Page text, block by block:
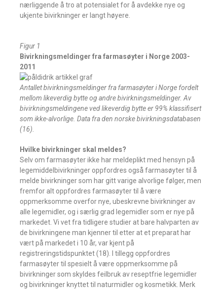
nærliggende å tro at potensialet for å avdekke nye og
ukjente bivirkninger er langt høyere.
Figur 1
Bivirkningsmeldinger fra farmasøyter i Norge 2003-
2011
Antallet bivirkningsmeldinger fra farmasøyter i Norge fordelt
mellom likeverdig bytte og andre bivirkningsmeldinger. Av
bivirkningsmeldingene ved likeverdig bytte er 99% klassifisert
som ikke-alvorlige. Data fra den norske bivirkningsdatabasen
(16).
Hvilke bivirkninger skal meldes?
Selv om farmasøyter ikke har meldeplikt med hensyn på
legemiddelbivirkninger oppfordres også farmasøyter til å
melde bivirkninger som har gitt varige alvorlige følger, men
fremfor alt oppfordres farmasøyter til å være
oppmerksomme overfor nye, ubeskrevne bivirkninger av
alle legemidler, og i særlig grad legemidler som er nye på
markedet. Vi vet fra tidligere studier at bare halvparten av
de bivirkningene man kjenner til etter at et preparat har
vært på markedet i 10 år, var kjent på
registreringstidspunktet (18). I tillegg oppfordres
farmasøyter til spesielt å være oppmerksomme på
bivirkninger som skyldes feilbruk av reseptfrie legemidler
og bivirkninger knyttet til naturmidler og kosmetikk. Merk